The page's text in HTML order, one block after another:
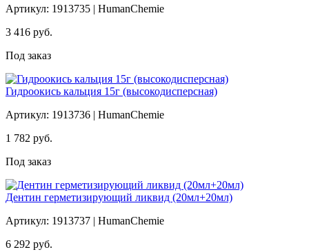
Артикул: 1913735 | HumanChemie
3 416 руб.
Под заказ
Гидроокись кальция 15г (высокодисперсная)
Артикул: 1913736 | HumanChemie
1 782 руб.
Под заказ
Дентин герметизирующий ликвид (20мл+20мл)
Артикул: 1913737 | HumanChemie
6 292 руб.